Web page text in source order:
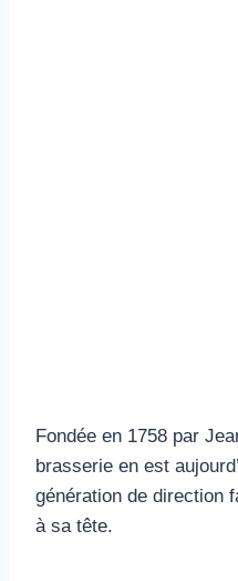
Fondée en 1758 par
brasserie en est
génération de direction
à sa tête.